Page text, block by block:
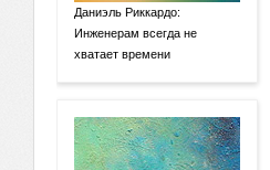
Даниэль Риккардо:
Инженерам всегда не
хватает времени